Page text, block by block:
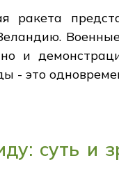
ракета
и
- это
суть и